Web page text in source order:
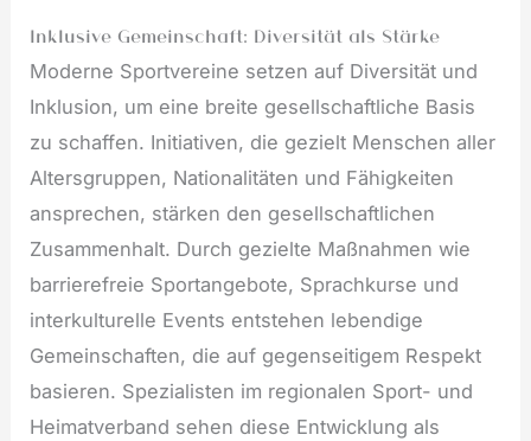
Inklusive Gemeinschaft: Diversität als Stärke
Moderne Sportvereine setzen auf Diversität und
Inklusion, um eine breite gesellschaftliche Basis
zu schaffen. Initiativen, die gezielt Menschen aller
Altersgruppen, Nationalitäten und Fähigkeiten
ansprechen, stärken den gesellschaftlichen
Zusammenhalt. Durch gezielte Maßnahmen wie
barrierefreie Sportangebote, Sprachkurse und
interkulturelle Events entstehen lebendige
Gemeinschaften, die auf gegenseitigem Respekt
basieren. Spezialisten im regionalen Sport- und
Heimatverband sehen diese Entwicklung als